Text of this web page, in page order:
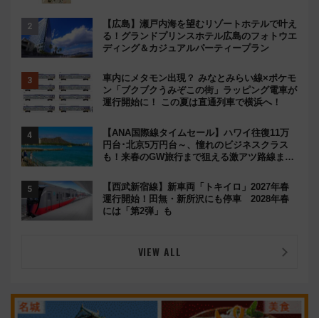
【広島】瀬戸内海を望むリゾートホテルで叶え
る！グランドプリンスホテル広島のフォトウエ
ディング＆カジュアルパーティープラン
車内にメタモン出現？ みなとみらい線×ポケモ
ン「ブクブクうみぞこの街」ラッピング電車が
運行開始に！ この夏は直通列車で横浜へ！
【ANA国際線タイムセール】ハワイ往復11万
円台･北京5万円台～、憧れのビジネスクラス
も！来春のGW旅行まで狙える激アツ路線まと
【西武新宿線】新車両「トキイロ」2027年春
運行開始！田無・新所沢にも停車 2028年春
には「第2弾」も
VIEW ALL